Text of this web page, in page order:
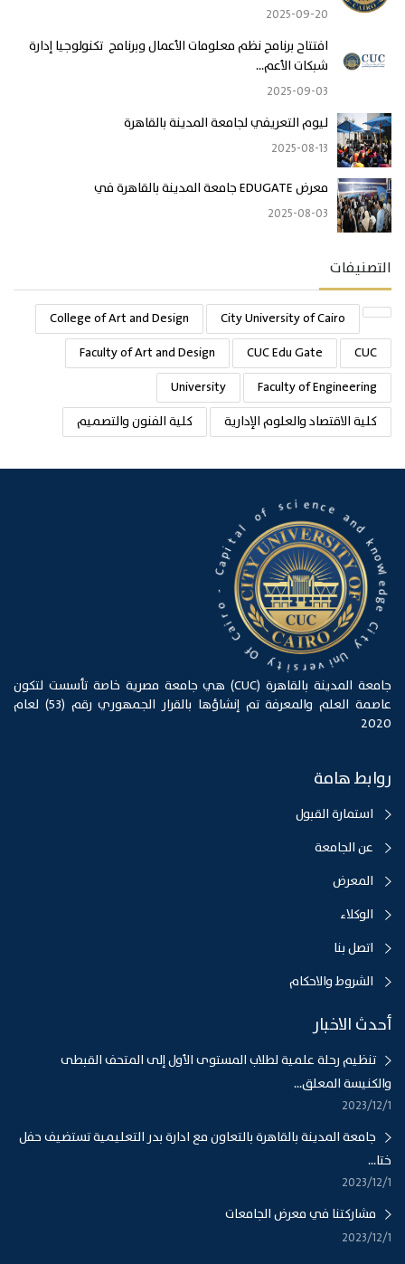
2025-09-20
افتتاح برنامج نظم معلومات الأعمال وبرنامج تكنولوجيا إدارة
شبكات الأعم...
2025-09-03
ليوم التعريفي لجامعة المدينة بالقاهرة
2025-08-13
معرض EDUGATE جامعة المدينة بالقاهرة في
2025-08-03
التصنيفات
City University of Cairo
College of Art and Design
CUC
CUC Edu Gate
Faculty of Art and Design
Faculty of Engineering
University
كلية الاقتصاد والعلوم الإدارية
كلية الفنون والتصميم
C
t
y
U
n
i
v
e
r
s
i
t
y
O
f
C
a
i
r
o
-
C
p
i
t
al
o f
s cien ce and
kn
o
w
l
e
d
g
e
جامعة المدينة بالقاهرة (CUC) هي جامعة مصرية خاصة تأسست لتكون
عاصمة العلم والمعرفة تم إنشاؤها بالقرار الجمهوري رقم (53) لعام
2020
روابط هامة
استمارة القبول
عن الجامعة
المعرض
الوكلاء
اتصل بنا
الشروط والاحكام
أحدث الاخبار
تنظيم رحلة علمية لطلاب المستوى الأول إلى المتحف القبطى
والكنيسة المعلق...
1‏‏/12‏‏/2023
جامعة المدينة بالقاهرة بالتعاون مع ادارة بدر التعليمية تستضيف حفل
ختا...
1‏‏/12‏‏/2023
مشاركتنا في معرض الجامعات
1‏‏/12‏‏/2023